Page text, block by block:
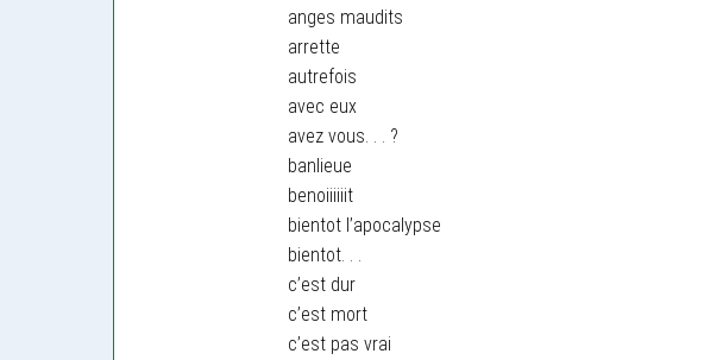
anges maudits
arrette
autrefois
avec eux
avez vous. . . ?
banlieue
benoiiiiiit
bientot l’apocalypse
bientot. . .
c’est dur
c’est mort
c’est pas vrai